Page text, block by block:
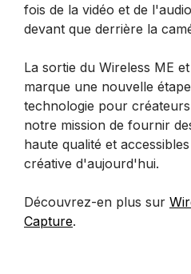
fois de la vidéo et de
devant que derrière la
La sortie du Wireless ME
marque une nouvelle
technologie pour
notre mission de fournir
haute qualité et
créative d'aujourd'hui.
Découvrez-en plus sur
Capture.